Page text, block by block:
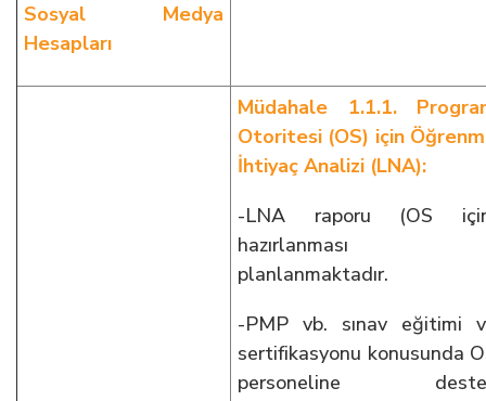
Sosyal Medya
Hesapları
Müdahale 1.1.1.
Otoritesi (OS) için
İhtiyaç Analizi (LNA):
-LNA raporu (OS
hazırlanması
planlanmaktadır.
-PMP vb. sınav eğitimi
sertifikasyonu konusunda
personeline